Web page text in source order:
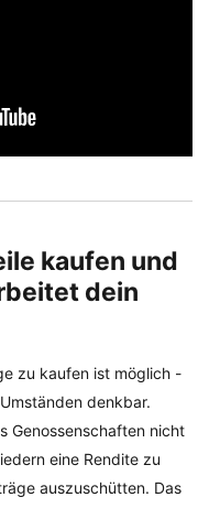
kaufen und
dein
zu kaufen ist möglich -
denkbar.
Genossenschaften nicht
eine Rendite zu
auszuschütten. Das